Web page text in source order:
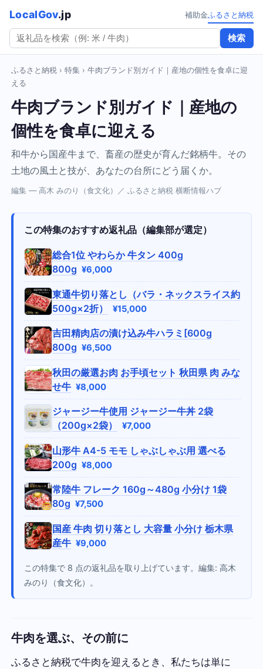
LocalGov.jp
検索
補助金ふるさと納税
ふるさと納税 ›特集 › 牛肉ブランド別ガイド｜産地の個性を食卓に迎
える
牛肉ブランド別ガイド｜産地の
個性を食卓に迎える
和牛から国産牛まで、畜産の歴史が育んだ銘柄牛。その
土地の風土と技が、あなたの台所にどう届くか。
編集 — 高木 みのり（食文化）／ ふるさと納税 横断情報ハブ
この特集のおすすめ返礼品（編集部が選定）
総合1位 やわらか 牛タン 400g
800g ¥6,000
東通牛切り落とし（バラ・ネックスライス約
500g×2折）
¥15,000
吉田精肉店の漬け込み牛ハラミ[600g
800g ¥6,500
秋田の厳選お肉 お手頃セット 秋田県 肉 みな
せ牛 ¥8,000
ジャージー牛使用 ジャージー牛丼 2袋
（200g×2袋）
¥7,000
山形牛 A4-5 モモ しゃぶしゃぶ用 選べる
200g ¥8,000
常陸牛 フレーク 160g～480g 小分け 1袋
80g ¥7,500
国産 牛肉 切り落とし 大容量 小分け 栃木県
産牛 ¥9,000
この特集で 8 点の返礼品を取り上げています。編集: 高木
みのり（食文化）。
牛肉を選ぶ、その前に
ふるさと納税で牛肉を迎えるとき、私たちは単に